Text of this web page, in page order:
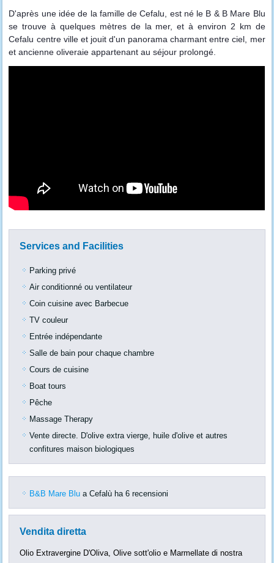
D'après une idée de la famille de Cefalu, est né le B & B Mare Blu
se trouve à quelques mètres de la mer, et à environ 2 km de
Cefalu centre ville et jouit d'un panorama charmant entre ciel, mer
et ancienne oliveraie appartenant au séjour prolongé.
Services and Facilities
Parking privé
Air conditionné ou ventilateur
Coin cuisine avec Barbecue
TV couleur
Entrée indépendante
Salle de bain pour chaque chambre
Cours de cuisine
Boat tours
Pêche
Massage Therapy
Vente directe. D'olive extra vierge, huile d'olive et autres
confitures maison biologiques
B&B Mare Blu a Cefalù ha 6 recensioni
Vendita diretta
Olio Extravergine D'Oliva, Olive sott'olio e Marmellate di nostra